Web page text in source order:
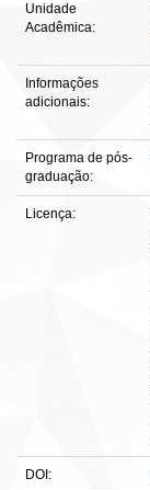
Unidade
Acadêmica:
Informações
adicionais:
Programa de pós-
graduação:
Licença:
DOI: